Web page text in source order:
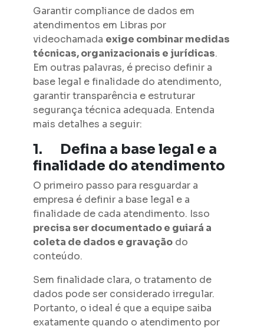
Garantir compliance de dados em
atendimentos em Libras por
videochamada exige combinar medidas
técnicas, organizacionais e jurídicas.
Em outras palavras, é preciso definir a
base legal e finalidade do atendimento,
garantir transparência e estruturar
segurança técnica adequada. Entenda
mais detalhes a seguir:
1.
Defina a base legal e a
finalidade do atendimento
O primeiro passo para resguardar a
empresa é definir a base legal e a
finalidade de cada atendimento. Isso
precisa ser documentado e guiará a
coleta de dados e gravação do
conteúdo.
Sem finalidade clara, o tratamento de
dados pode ser considerado irregular.
Portanto, o ideal é que a equipe saiba
exatamente quando o atendimento por